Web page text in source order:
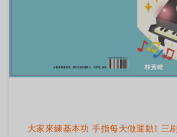
大家來練基本功 手指每天做運動1 三刷